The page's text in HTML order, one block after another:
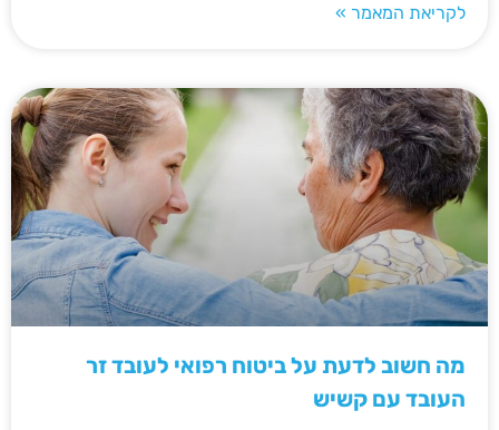
לקריאת המאמר »
מה חשוב לדעת על ביטוח רפואי לעובד זר
העובד עם קשיש